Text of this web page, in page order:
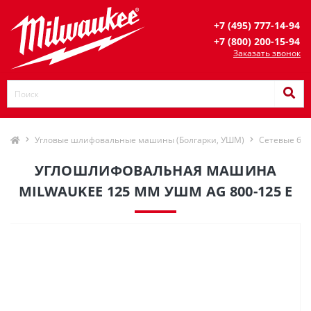
+7 (495) 777-14-94
+7 (800) 200-15-94
Заказать звонок
Угловые шлифовальные машины (Болгарки, УШМ) Сетевые
УГЛОШЛИФОВАЛЬНАЯ МАШИНА
MILWAUKEE 125 ММ УШМ AG 800-125 E